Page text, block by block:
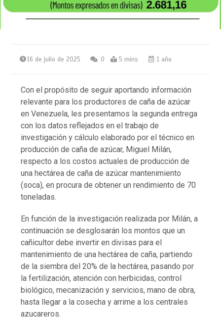
16 de julio de 2025 0 5 mins 1 año
Con el propósito de seguir aportando información
relevante para los productores de caña de azúcar
en Venezuela, les presentamos la segunda entrega
con los datos reflejados en el trabajo de
investigación y cálculo elaborado por el técnico en
producción de caña de azúcar, Miguel Milán,
respecto a los costos actuales de producción de
una hectárea de caña de azúcar mantenimiento
(soca), en procura de obtener un rendimiento de 70
toneladas.
En función de la investigación realizada por Milán, a
continuación se desglosarán los montos que un
cañicultor debe invertir en divisas para el
mantenimiento de una hectárea de caña, partiendo
de la siembra del 20% de la hectárea, pasando por
la fertilización, atención con herbicidas, control
biológico, mecanización y servicios, mano de obra,
hasta llegar a la cosecha y arrime a los centrales
azucareros.